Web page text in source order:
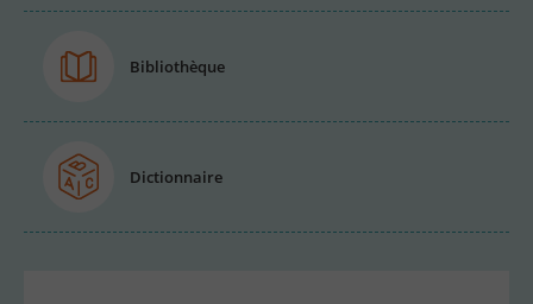
Bibliothèque
Dictionnaire